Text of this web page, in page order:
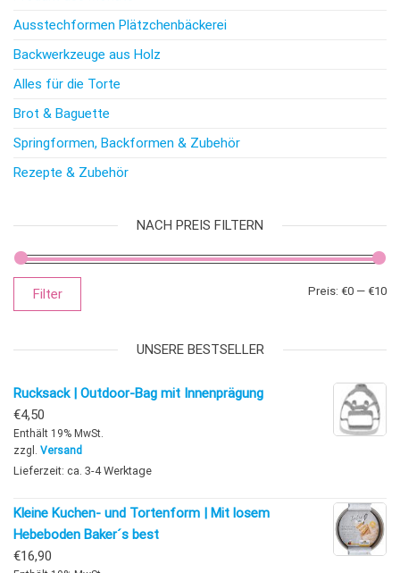
Ausstechformen Plätzchenbäckerei
Backwerkzeuge aus Holz
Alles für die Torte
Brot & Baguette
Springformen, Backformen & Zubehör
Rezepte & Zubehör
NACH PREIS FILTERN
Filter Preis: €0 — €10
UNSERE BESTSELLER
Rucksack | Outdoor-Bag mit Innenprägung
€4,50
Enthält 19% MwSt.
zzgl. Versand
Lieferzeit: ca. 3-4 Werktage
Kleine Kuchen- und Tortenform | Mit losem
Hebeboden Baker´s best
€16,90